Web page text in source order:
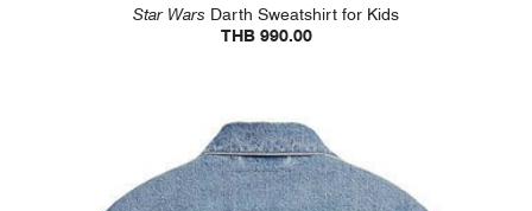
Star Wars Darth Sweatshirt for Kids
THB 990.00